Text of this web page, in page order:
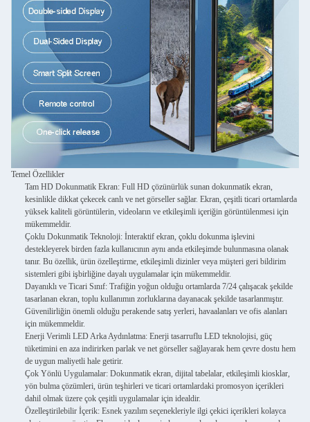
Temel Özellikler
Tam HD Dokunmatik Ekran: Full HD çözünürlük sunan dokunmatik ekran,
kesinlikle dikkat çekecek canlı ve net görseller sağlar. Ekran, çeşitli ticari ortamlarda
yüksek kaliteli görüntülerin, videoların ve etkileşimli içeriğin görüntülenmesi için
mükemmeldir.
Çoklu Dokunmatik Teknoloji: İnteraktif ekran, çoklu dokunma işlevini
destekleyerek birden fazla kullanıcının aynı anda etkileşimde bulunmasına olanak
tanır. Bu özellik, ürün özelleştirme, etkileşimli dizinler veya müşteri geri bildirim
sistemleri gibi işbirliğine dayalı uygulamalar için mükemmeldir.
Dayanıklı ve Ticari Sınıf: Trafiğin yoğun olduğu ortamlarda 7/24 çalışacak şekilde
tasarlanan ekran, toplu kullanımın zorluklarına dayanacak şekilde tasarlanmıştır.
Güvenilirliğin önemli olduğu perakende satış yerleri, havaalanları ve ofis alanları
için mükemmeldir.
Enerji Verimli LED Arka Aydınlatma: Enerji tasarruflu LED teknolojisi, güç
tüketimini en aza indirirken parlak ve net görseller sağlayarak hem çevre dostu hem
de uygun maliyetli hale getirir.
Çok Yönlü Uygulamalar: Dokunmatik ekran, dijital tabelalar, etkileşimli kiosklar,
yön bulma çözümleri, ürün teşhirleri ve ticari ortamlardaki promosyon içerikleri
dahil olmak üzere çok çeşitli uygulamalar için idealdir.
Özelleştirilebilir İçerik: Esnek yazılım seçenekleriyle ilgi çekici içerikleri kolayca